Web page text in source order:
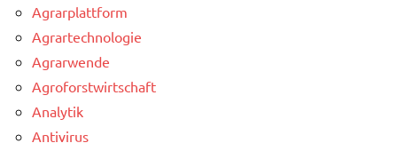
Agrarplattform
Agrartechnologie
Agrarwende
Agroforstwirtschaft
Analytik
Antivirus